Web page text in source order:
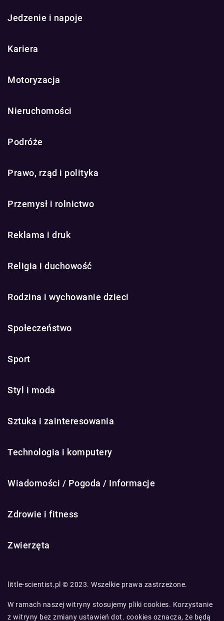
Jedzenie i napoje
Kariera
Motoryzacja
Nieruchomości
Podróże
Prawo, rząd i polityka
Przemysł i rolnictwo
Reklama i druk
Religia i duchowość
Rodzina i wychowanie dzieci
Społeczeństwo
Sport
Styl i moda
Sztuka i zainteresowania
Technologia i komputery
Wiadomości / Pogoda / Informacje
Zdrowie i fitness
Zwierzęta
little-scientist.pl © 2023. Wszelkie prawa zastrzeżone.
W ramach naszej witryny stosujemy pliki cookies. Korzystanie
z witryny bez zmiany ustawień dot. cookies oznacza, że będą